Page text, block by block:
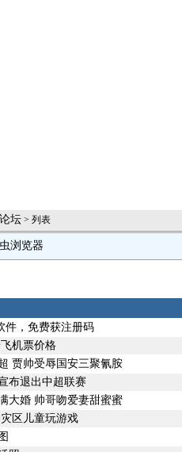
坛 > 列表
浏览器
件，免费获注册码
机票价格
贾帅受辱国安三聚氰胺
布退出中超联赛
大婚 帅哥吻爱妻甜蜜蜜
区儿童玩游戏